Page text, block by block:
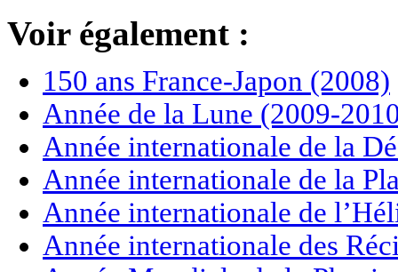
Voir également :
150 ans France-Japon (2008)
Année de la Lune (2009-
Année internationale de la
Année internationale de la
Année internationale de
Année internationale des